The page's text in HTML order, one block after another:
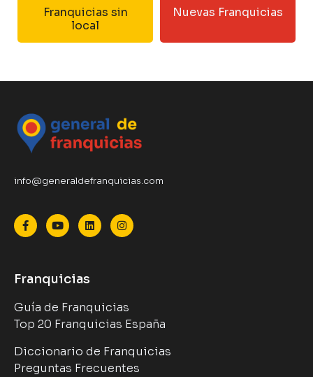
Franquicias sin
local
Nuevas Franquicias
info@generaldefranquicias.com
Franquicias
Guía de Franquicias
Top 20 Franquicias España
Diccionario de Franquicias
Preguntas Frecuentes